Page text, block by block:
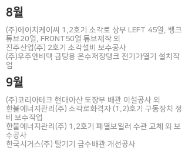
8월
(주)에이치케이씨 1,2호기 소각로 상부 LEFT 45열, 뱅크
튜브20열, FRONT50열 튜브제작 외
진주산업(주) 2호기 소각설비 보수공사
(주)우주엔비텍 급탕용 온수저장탱크 전기가열기 설치작
업
9월
(주)코리아테크 현대아산 도장부 배관 이설공사 외
한불에너지관리(주) 소각로화격자 (1,2)호기 구동장치 정
비 보수작업
한불에너지관리(주) 1,2호기 폐열보일러 수관 교체 외 보
수공사
​한국시거스(주) 탈기기 급수배관 개선공사